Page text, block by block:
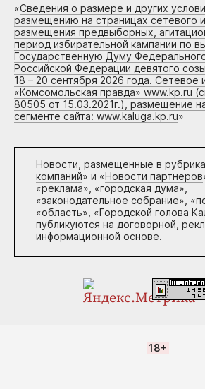
«Сведения о размере и других
размещению на страницах сетевого
размещения предвыборных,
период избирательной кампании по
Государственную Думу
Российской Федерации девятого
18 – 20 сентября 2026 года. Сетевое
«Комсомольская правда» www.kp.ru
80505 от 15.03.2021г.), размещение
сегменте сайта: www.kaluga.kp.ru»
Новости, размещенные в
компаний» и «Новости партнеров
«реклама», «городская дума»,
«законодательное собрание»,
«область», «Городской голова
публикуются на договорной,
информационной основе.
18+